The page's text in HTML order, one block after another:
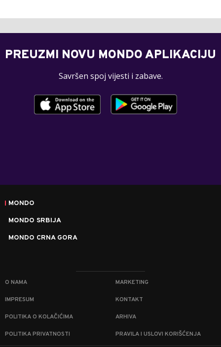
PREUZMI NOVU MONDO APLIKACIJU
Savršen spoj vijesti i zabave.
MONDO
MONDO SRBIJA
MONDO CRNA GORA
O NAMA MARKETING
IMPRESUM KONTAKT
POLITIKA O KOLAČIĆIMA ARHIVA
POLITIKA PRIVATNOSTI PRAVILA I USLOVI KORIŠĆENJA